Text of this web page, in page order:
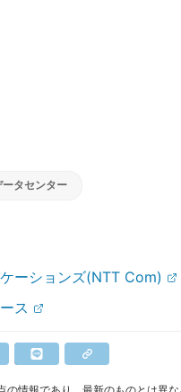
ータセンター
ーションズ(NTT Com)
ス